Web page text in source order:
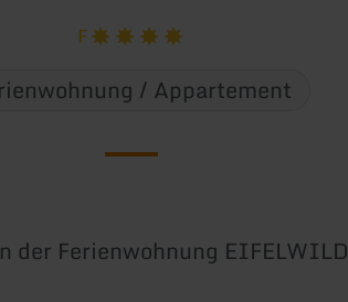
F
/ Appartement
der Ferienwohnung EIFELWILD